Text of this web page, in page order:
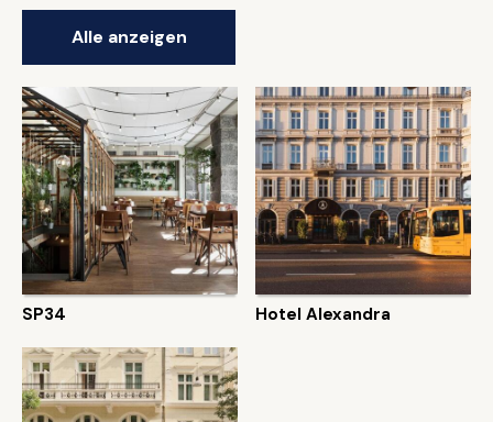
Alle anzeigen
SP34 Hotel Alexandra